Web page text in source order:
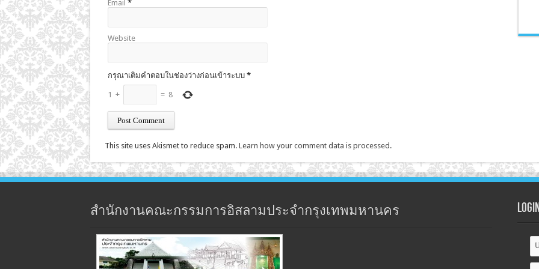
Email *
Website
กรุณาเติมคำตอบในช่องว่างก่อนเข้าระบบ*
1 + = 8
This site uses Akismet to reduce spam. Learn how your comment data is processed.
สำนักงานคณะกรรมการอิสลามประจำกรุงเทพมหานคร